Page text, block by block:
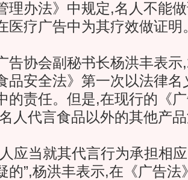
理办法》中规定,名人不能
医疗广告中为其疗效做证明
协会副秘书长杨洪丰表示
品安全法》第一次以法律名
的责任。但是,在现行的《
人代言食品以外的其他产
当就其代言行为承担相应
的”,杨洪丰表示,在《广告法